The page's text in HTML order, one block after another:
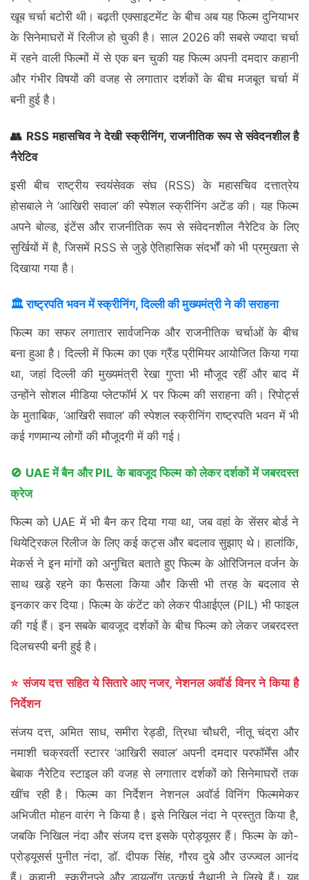
खूब चर्चा बटोरी थी। बढ़ती एक्साइटमेंट के बीच अब यह फिल्म दुनियाभर
के सिनेमाघरों में रिलीज हो चुकी है। साल 2026 की सबसे ज्यादा चर्चा
में रहने वाली फिल्मों में से एक बन चुकी यह फिल्म अपनी दमदार कहानी
और गंभीर विषयों की वजह से लगातार दर्शकों के बीच मजबूत चर्चा में
बनी हुई है।
👥 RSS महासचिव ने देखी स्क्रीनिंग, राजनीतिक रूप से संवेदनशील है
नैरेटिव
इसी बीच राष्ट्रीय स्वयंसेवक संघ (RSS) के महासचिव दत्तात्रेय
होसबाले ने ‘आखिरी सवाल’ की स्पेशल स्क्रीनिंग अटेंड की। यह फिल्म
अपने बोल्ड, इंटेंस और राजनीतिक रूप से संवेदनशील नैरेटिव के लिए
सुर्खियों में है, जिसमें RSS से जुड़े ऐतिहासिक संदर्भों को भी प्रमुखता से
दिखाया गया है।
🏛️ राष्ट्रपति भवन में स्क्रीनिंग, दिल्ली की मुख्यमंत्री ने की सराहना
फिल्म का सफर लगातार सार्वजनिक और राजनीतिक चर्चाओं के बीच
बना हुआ है। दिल्ली में फिल्म का एक ग्रैंड प्रीमियर आयोजित किया गया
था, जहां दिल्ली की मुख्यमंत्री रेखा गुप्ता भी मौजूद रहीं और बाद में
उन्होंने सोशल मीडिया प्लेटफॉर्म X पर फिल्म की सराहना की। रिपोर्ट्स
के मुताबिक, ‘आखिरी सवाल’ की स्पेशल स्क्रीनिंग राष्ट्रपति भवन में भी
कई गणमान्य लोगों की मौजूदगी में की गई।
🚫 UAE में बैन और PIL के बावजूद फिल्म को लेकर दर्शकों में जबरदस्त
क्रेज
फिल्म को UAE में भी बैन कर दिया गया था, जब वहां के सेंसर बोर्ड ने
थियेट्रिकल रिलीज के लिए कई कट्स और बदलाव सुझाए थे। हालांकि,
मेकर्स ने इन मांगों को अनुचित बताते हुए फिल्म के ओरिजिनल वर्जन के
साथ खड़े रहने का फैसला किया और किसी भी तरह के बदलाव से
इनकार कर दिया। फिल्म के कंटेंट को लेकर पीआईएल (PIL) भी फाइल
की गई हैं। इन सबके बावजूद दर्शकों के बीच फिल्म को लेकर जबरदस्त
दिलचस्पी बनी हुई है।
⭐ संजय दत्त सहित ये सितारे आए नजर, नेशनल अवॉर्ड विनर ने किया है
निर्देशन
संजय दत्त, अमित साध, समीरा रेड्डी, त्रिधा चौधरी, नीतू चंद्रा और
नमाशी चक्रवर्ती स्टारर ‘आखिरी सवाल’ अपनी दमदार परफॉर्मेंस और
बेबाक नैरेटिव स्टाइल की वजह से लगातार दर्शकों को सिनेमाघरों तक
खींच रही है। फिल्म का निर्देशन नेशनल अवॉर्ड विनिंग फिल्ममेकर
अभिजीत मोहन वारंग ने किया है। इसे निखिल नंदा ने प्रस्तुत किया है,
जबकि निखिल नंदा और संजय दत्त इसके प्रोड्यूसर हैं। फिल्म के को-
प्रोड्यूसर्स पुनीत नंदा, डॉ. दीपक सिंह, गौरव दुबे और उज्ज्वल आनंद
हैं। कहानी, स्क्रीनप्ले और डायलॉग उत्कर्ष नैथानी ने लिखे हैं। यह